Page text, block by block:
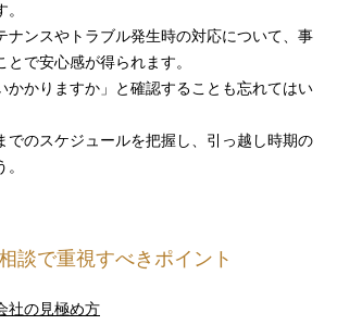
ナンスやトラブル発生時の対応について、事
で安心感が得られます。
かかりますか」と確認することも忘れてはい
でのスケジュールを把握し、引っ越し時期の
談で重視すべきポイント
社の見極め方